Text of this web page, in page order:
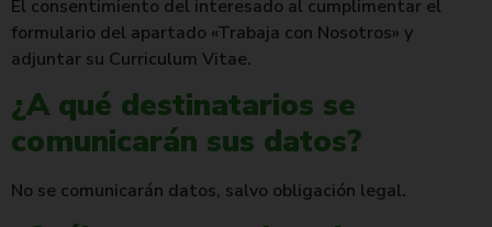
El consentimiento del interesado al cumplimentar el
formulario del apartado «Trabaja con Nosotros» y
adjuntar su Curriculum Vitae.
¿A qué destinatarios se
comunicarán sus datos?
No se comunicarán datos, salvo obligación legal.